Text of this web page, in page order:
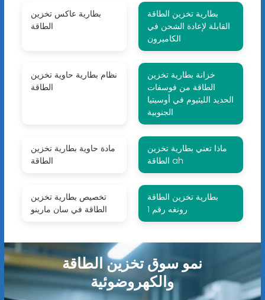
بطارية عاكس تخزين
الطاقة
بطارية تخزين الطاقة
القابلة لإعادة الشحن في
الكاميرون
نظام بطارية حاوية تخزين
الطاقة
خزانة بطارية تخزين
الطاقة من فوسفات
الحديد الليثيوم في أوسيتيا
الجنوبية
مادة حاوية بطارية تخزين
الطاقة
ماذا تعني بطارية تخزين
الطاقة ah
تخصيص بطارية تخزين
الطاقة في سان مارينو
بطارية تخزين الطاقة
رونغه رقم 1
نمو سوق تخزين الطاقة
والكهروضوئية